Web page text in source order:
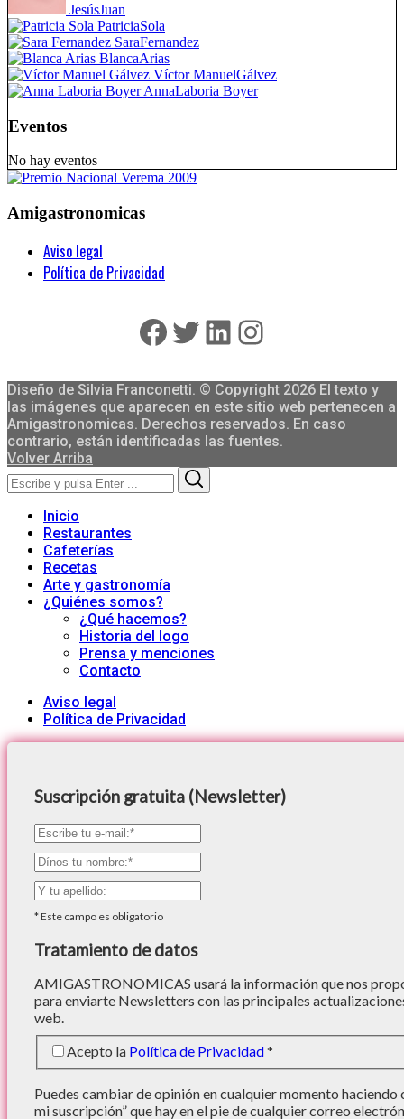
JesúsJuan
PatriciaSola
SaraFernandez
BlancaArias
Víctor ManuelGálvez
AnnaLaboria Boyer
Eventos
No hay eventos
Amigastronomicas
Aviso legal
Política de Privacidad
Facebook
Twitter
LinkedIn
Instagram
Diseño de Silvia Franconetti. © Copyright 2026 El texto y
las imágenes que aparecen en este sitio web pertenecen a
Amigastronomicas. Derechos reservados. En caso
contrario, están identificadas las fuentes.
Volver Arriba
Search
for:
Inicio
Restaurantes
Cafeterías
Recetas
Arte y gastronomía
¿Quiénes somos?
¿Qué hacemos?
Historia del logo
Prensa y menciones
Contacto
Aviso legal
Política de Privacidad
Suscripción gratuita (Newsletter)
*Este campo es obligatorio
Tratamiento de datos
AMIGASTRONOMICAS usará la información que nos
para enviarte Newsletters con las principales
web.
Acepto la Política de Privacidad*
Puedes cambiar de opinión en cualquier momento haciendo
mi suscripción” que hay en el pie de cualquier correo